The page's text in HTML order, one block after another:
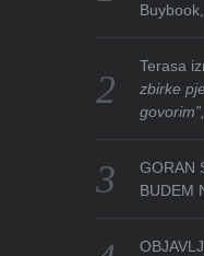
Terasa
zbirke
GORAN
BUDEM